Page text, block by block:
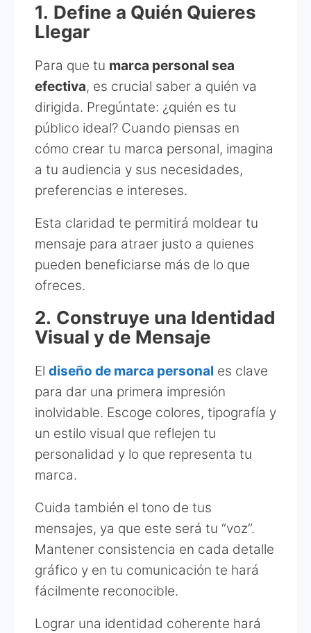
1. Define a Quién Quieres
Llegar
Para que tu marca personal sea
efectiva, es crucial saber a quién va
dirigida. Pregúntate: ¿quién es tu
público ideal? Cuando piensas en
cómo crear tu marca personal, imagina
a tu audiencia y sus necesidades,
preferencias e intereses.
Esta claridad te permitirá moldear tu
mensaje para atraer justo a quienes
pueden beneficiarse más de lo que
ofreces.
2. Construye una Identidad
Visual y de Mensaje
El diseño de marca personal es clave
para dar una primera impresión
inolvidable. Escoge colores, tipografía y
un estilo visual que reflejen tu
personalidad y lo que representa tu
marca.
Cuida también el tono de tus
mensajes, ya que este será tu “voz”.
Mantener consistencia en cada detalle
gráfico y en tu comunicación te hará
fácilmente reconocible.
Lograr una identidad coherente hará